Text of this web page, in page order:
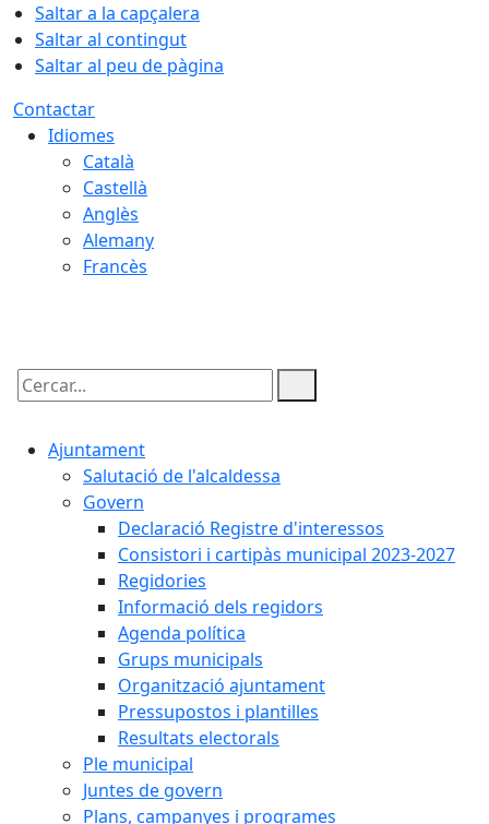
Saltar a la capçalera
Saltar al contingut
Saltar al peu de pàgina
Contactar
Idiomes
Català
Castellà
Anglès
Alemany
Francès
Cercar:
Ajuntament
Salutació de l'alcaldessa
Govern
Declaració Registre d'interessos
Consistori i cartipàs municipal 2023-2027
Regidories
Informació dels regidors
Agenda política
Grups municipals
Organització ajuntament
Pressupostos i plantilles
Resultats electorals
Ple municipal
Juntes de govern
Plans, campanyes i programes